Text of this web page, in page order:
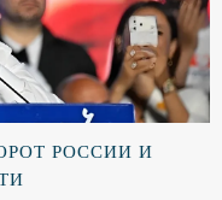
РОССИИ И